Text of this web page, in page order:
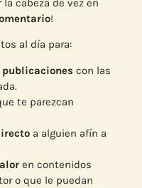
cabeza de vez en
!
al día para:
con las
te parezcan
a alguien afín a
en contenidos
o que le puedan